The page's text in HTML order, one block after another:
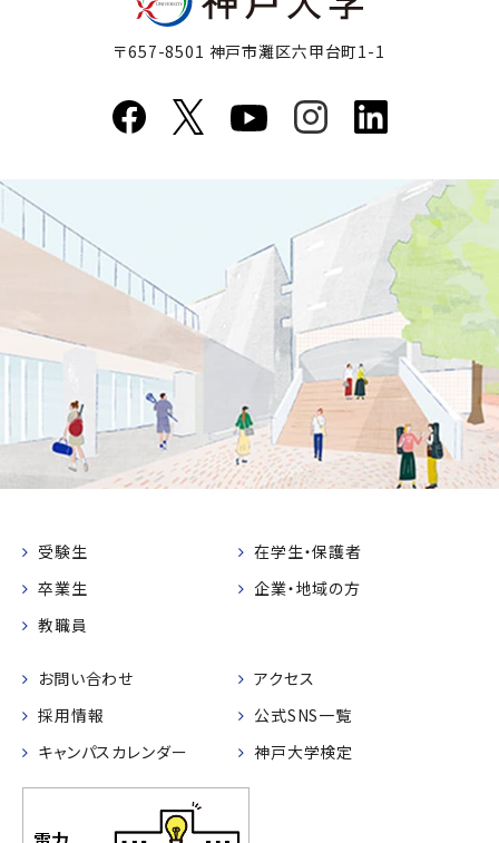
〒657-8501 神戸市灘区六甲台町1-1
受験生
在学生・保護者
卒業生
企業・地域の方
教職員
お問い合わせ
アクセス
採用情報
公式SNS一覧
キャンパスカレンダー
神戸大学検定